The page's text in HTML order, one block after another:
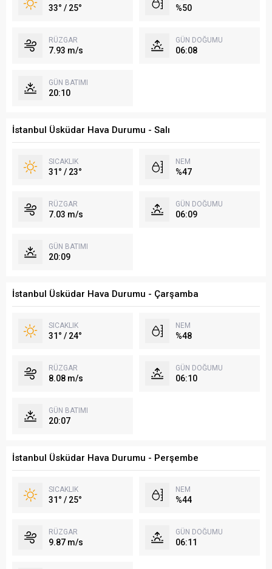
33° / 25° %50
RÜZGAR
7.93 m/s
GÜN DOĞUMU
06:08
GÜN BATIMI
20:10
İstanbul Üsküdar Hava Durumu - Salı
SICAKLIK
31° / 23°
NEM
%47
RÜZGAR
7.03 m/s
GÜN DOĞUMU
06:09
GÜN BATIMI
20:09
İstanbul Üsküdar Hava Durumu - Çarşamba
SICAKLIK
31° / 24°
NEM
%48
RÜZGAR
8.08 m/s
GÜN DOĞUMU
06:10
GÜN BATIMI
20:07
İstanbul Üsküdar Hava Durumu - Perşembe
SICAKLIK
31° / 25°
NEM
%44
RÜZGAR
9.87 m/s
GÜN DOĞUMU
06:11